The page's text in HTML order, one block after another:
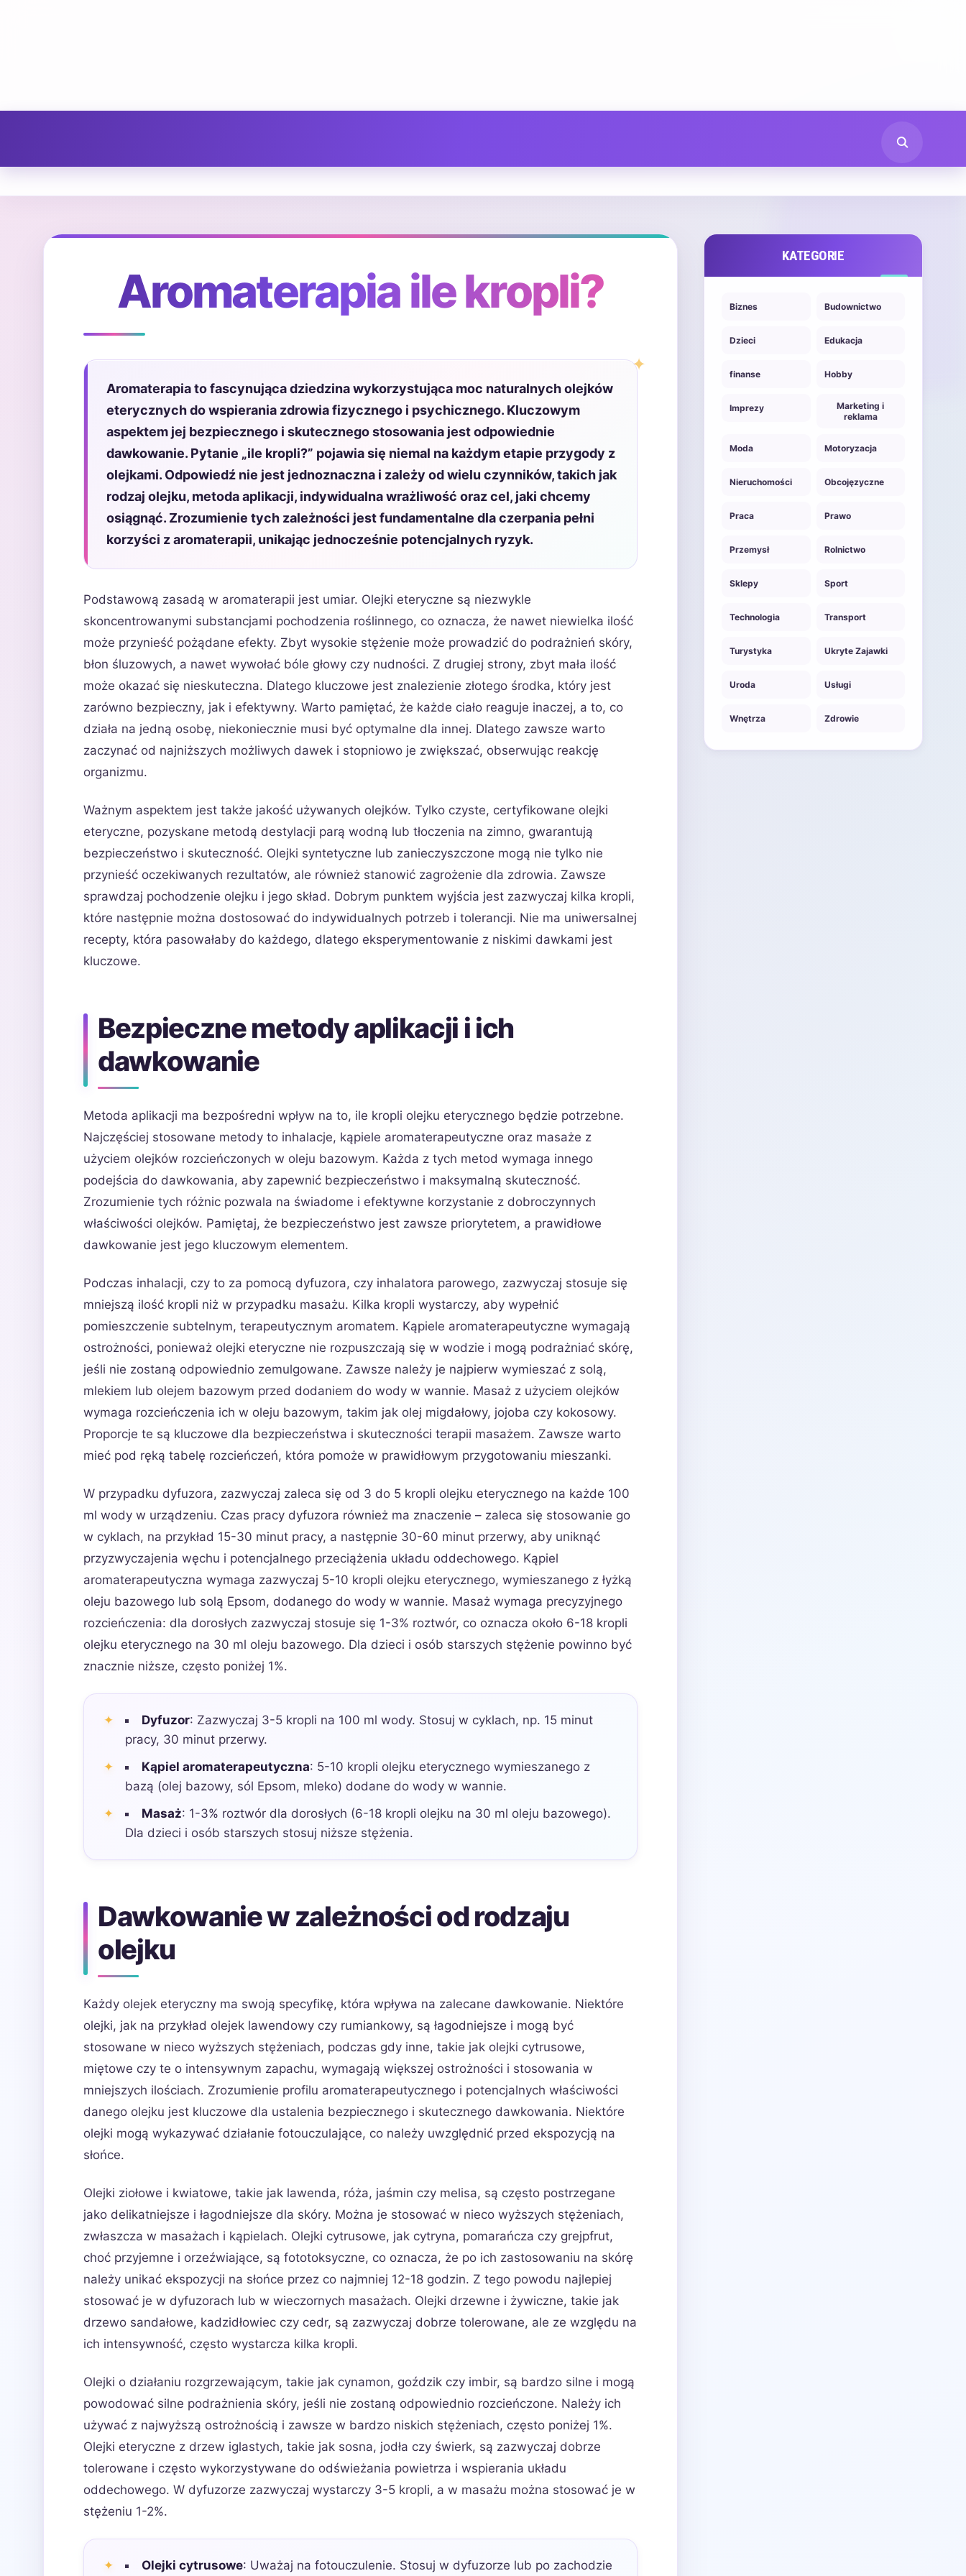
Aromaterapia ile kropli?
Aromaterapia to fascynująca dziedzina wykorzystująca moc naturalnych olejków
eterycznych do wspierania zdrowia fizycznego i psychicznego. Kluczowym
aspektem jej bezpiecznego i skutecznego stosowania jest odpowiednie
dawkowanie. Pytanie „ile kropli?” pojawia się niemal na każdym etapie przygody z
olejkami. Odpowiedź nie jest jednoznaczna i zależy od wielu czynników, takich jak
rodzaj olejku, metoda aplikacji, indywidualna wrażliwość oraz cel, jaki chcemy
osiągnąć. Zrozumienie tych zależności jest fundamentalne dla czerpania pełni
korzyści z aromaterapii, unikając jednocześnie potencjalnych ryzyk.
Podstawową zasadą w aromaterapii jest umiar. Olejki eteryczne są niezwykle
skoncentrowanymi substancjami pochodzenia roślinnego, co oznacza, że nawet niewielka ilość
może przynieść pożądane efekty. Zbyt wysokie stężenie może prowadzić do podrażnień skóry,
błon śluzowych, a nawet wywołać bóle głowy czy nudności. Z drugiej strony, zbyt mała ilość
może okazać się nieskuteczna. Dlatego kluczowe jest znalezienie złotego środka, który jest
zarówno bezpieczny, jak i efektywny. Warto pamiętać, że każde ciało reaguje inaczej, a to, co
działa na jedną osobę, niekoniecznie musi być optymalne dla innej. Dlatego zawsze warto
zaczynać od najniższych możliwych dawek i stopniowo je zwiększać, obserwując reakcję
organizmu.
Ważnym aspektem jest także jakość używanych olejków. Tylko czyste, certyfikowane olejki
eteryczne, pozyskane metodą destylacji parą wodną lub tłoczenia na zimno, gwarantują
bezpieczeństwo i skuteczność. Olejki syntetyczne lub zanieczyszczone mogą nie tylko nie
przynieść oczekiwanych rezultatów, ale również stanowić zagrożenie dla zdrowia. Zawsze
sprawdzaj pochodzenie olejku i jego skład. Dobrym punktem wyjścia jest zazwyczaj kilka kropli,
które następnie można dostosować do indywidualnych potrzeb i tolerancji. Nie ma uniwersalnej
recepty, która pasowałaby do każdego, dlatego eksperymentowanie z niskimi dawkami jest
kluczowe.
Bezpieczne metody aplikacji i ich
dawkowanie
Metoda aplikacji ma bezpośredni wpływ na to, ile kropli olejku eterycznego będzie potrzebne.
Najczęściej stosowane metody to inhalacje, kąpiele aromaterapeutyczne oraz masaże z
użyciem olejków rozcieńczonych w oleju bazowym. Każda z tych metod wymaga innego
podejścia do dawkowania, aby zapewnić bezpieczeństwo i maksymalną skuteczność.
Zrozumienie tych różnic pozwala na świadome i efektywne korzystanie z dobroczynnych
właściwości olejków. Pamiętaj, że bezpieczeństwo jest zawsze priorytetem, a prawidłowe
dawkowanie jest jego kluczowym elementem.
Podczas inhalacji, czy to za pomocą dyfuzora, czy inhalatora parowego, zazwyczaj stosuje się
mniejszą ilość kropli niż w przypadku masażu. Kilka kropli wystarczy, aby wypełnić
pomieszczenie subtelnym, terapeutycznym aromatem. Kąpiele aromaterapeutyczne wymagają
ostrożności, ponieważ olejki eteryczne nie rozpuszczają się w wodzie i mogą podrażniać skórę,
jeśli nie zostaną odpowiednio zemulgowane. Zawsze należy je najpierw wymieszać z solą,
mlekiem lub olejem bazowym przed dodaniem do wody w wannie. Masaż z użyciem olejków
wymaga rozcieńczenia ich w oleju bazowym, takim jak olej migdałowy, jojoba czy kokosowy.
Proporcje te są kluczowe dla bezpieczeństwa i skuteczności terapii masażem. Zawsze warto
mieć pod ręką tabelę rozcieńczeń, która pomoże w prawidłowym przygotowaniu mieszanki.
W przypadku dyfuzora, zazwyczaj zaleca się od 3 do 5 kropli olejku eterycznego na każde 100
ml wody w urządzeniu. Czas pracy dyfuzora również ma znaczenie – zaleca się stosowanie go
w cyklach, na przykład 15-30 minut pracy, a następnie 30-60 minut przerwy, aby uniknąć
przyzwyczajenia węchu i potencjalnego przeciążenia układu oddechowego. Kąpiel
aromaterapeutyczna wymaga zazwyczaj 5-10 kropli olejku eterycznego, wymieszanego z łyżką
oleju bazowego lub solą Epsom, dodanego do wody w wannie. Masaż wymaga precyzyjnego
rozcieńczenia: dla dorosłych zazwyczaj stosuje się 1-3% roztwór, co oznacza około 6-18 kropli
olejku eterycznego na 30 ml oleju bazowego. Dla dzieci i osób starszych stężenie powinno być
znacznie niższe, często poniżej 1%.
Dyfuzor: Zazwyczaj 3-5 kropli na 100 ml wody. Stosuj w cyklach, np. 15 minut
pracy, 30 minut przerwy.
Kąpiel aromaterapeutyczna: 5-10 kropli olejku eterycznego wymieszanego z
bazą (olej bazowy, sól Epsom, mleko) dodane do wody w wannie.
Masaż: 1-3% roztwór dla dorosłych (6-18 kropli olejku na 30 ml oleju bazowego).
Dla dzieci i osób starszych stosuj niższe stężenia.
Dawkowanie w zależności od rodzaju
olejku
Każdy olejek eteryczny ma swoją specyfikę, która wpływa na zalecane dawkowanie. Niektóre
olejki, jak na przykład olejek lawendowy czy rumiankowy, są łagodniejsze i mogą być
stosowane w nieco wyższych stężeniach, podczas gdy inne, takie jak olejki cytrusowe,
miętowe czy te o intensywnym zapachu, wymagają większej ostrożności i stosowania w
mniejszych ilościach. Zrozumienie profilu aromaterapeutycznego i potencjalnych właściwości
danego olejku jest kluczowe dla ustalenia bezpiecznego i skutecznego dawkowania. Niektóre
olejki mogą wykazywać działanie fotouczulające, co należy uwzględnić przed ekspozycją na
słońce.
Olejki ziołowe i kwiatowe, takie jak lawenda, róża, jaśmin czy melisa, są często postrzegane
jako delikatniejsze i łagodniejsze dla skóry. Można je stosować w nieco wyższych stężeniach,
zwłaszcza w masażach i kąpielach. Olejki cytrusowe, jak cytryna, pomarańcza czy grejpfrut,
choć przyjemne i orzeźwiające, są fototoksyczne, co oznacza, że po ich zastosowaniu na skórę
należy unikać ekspozycji na słońce przez co najmniej 12-18 godzin. Z tego powodu najlepiej
stosować je w dyfuzorach lub w wieczornych masażach. Olejki drzewne i żywiczne, takie jak
drzewo sandałowe, kadzidłowiec czy cedr, są zazwyczaj dobrze tolerowane, ale ze względu na
ich intensywność, często wystarcza kilka kropli.
Olejki o działaniu rozgrzewającym, takie jak cynamon, goździk czy imbir, są bardzo silne i mogą
powodować silne podrażnienia skóry, jeśli nie zostaną odpowiednio rozcieńczone. Należy ich
używać z najwyższą ostrożnością i zawsze w bardzo niskich stężeniach, często poniżej 1%.
Olejki eteryczne z drzew iglastych, takie jak sosna, jodła czy świerk, są zazwyczaj dobrze
tolerowane i często wykorzystywane do odświeżania powietrza i wspierania układu
oddechowego. W dyfuzorze zazwyczaj wystarczy 3-5 kropli, a w masażu można stosować je w
stężeniu 1-2%.
Olejki cytrusowe: Uważaj na fotouczulenie. Stosuj w dyfuzorze lub po zachodzie
KATEGORIE
Biznes Budownictwo
Dzieci Edukacja
finanse Hobby
Imprezy
Marketing i
reklama
Moda Motoryzacja
Nieruchomości Obcojęzyczne
Praca Prawo
Przemysł Rolnictwo
Sklepy Sport
Technologia Transport
Turystyka Ukryte Zajawki
Uroda Usługi
Wnętrza Zdrowie